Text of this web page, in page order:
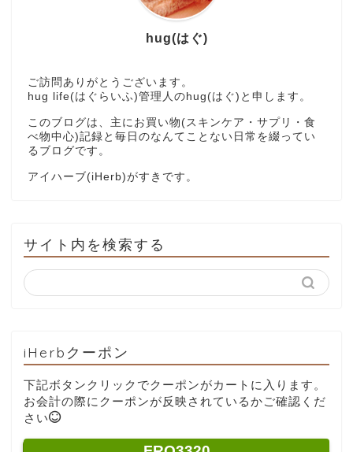
hug(はぐ)
ご訪問ありがとうございます。
hug life(はぐらいふ)管理人のhug(はぐ)と申します。
このブログは、主にお買い物(スキンケア・サプリ・食
べ物中心)記録と毎日のなんてことない日常を綴ってい
るブログです。
アイハーブ(iHerb)がすきです。
サイト内を検索する
iHerbクーポン
下記ボタンクリックでクーポンがカートに入ります。
お会計の際にクーポンが反映されているかご確認くだ
さい